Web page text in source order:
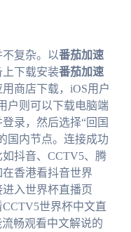
复杂。以番茄加速
下载安装番茄加速
商店下载，iOS用户
户则可以下载电脑端
录，然后选择“回国
国内节点。连接成功
抖音、CCTV5、腾
香港看抖音世界
入世界杯直播页
世界杯中文直
畅观看中文解说的